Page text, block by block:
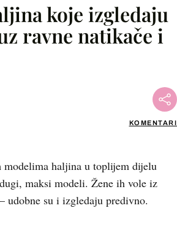
koje izgledaju
ravne natikače i
KOMENTARI
haljina u toplijem dijelu
maksi modeli. Žene ih vole iz
udobne su i izgledaju predivno.